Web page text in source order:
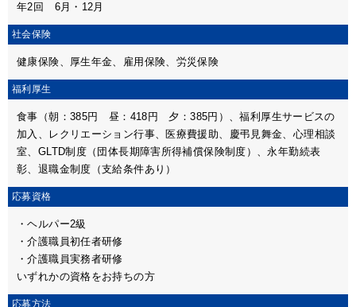
年2回 6月・12月
社会保険
健康保険、厚生年金、雇用保険、労災保険
福利厚生
食事（朝：385円 昼：418円 夕：385円）、福利厚生サービスの
加入、レクリエーション行事、医療費援助、慶弔見舞金、心理相談
室、GLTD制度（団体長期障害所得補償保険制度）、永年勤続表
彰、退職金制度（支給条件あり）
応募資格
・ヘルパー2級
・介護職員初任者研修
・介護職員実務者研修
いずれかの資格をお持ちの方
応募方法